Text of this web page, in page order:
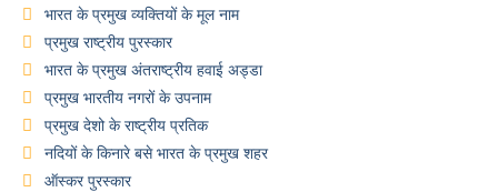
भारत के प्रमुख व्यक्तियों के मूल नाम
प्रमुख राष्ट्रीय पुरस्कार
भारत के प्रमुख अंतराष्ट्रीय हवाई अड्डा
प्रमुख भारतीय नगरों के उपनाम
प्रमुख देशो के राष्ट्रीय प्रतिक
नदियों के किनारे बसे भारत के प्रमुख शहर
ऑस्कर पुरस्कार